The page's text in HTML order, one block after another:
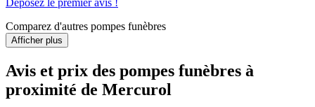
Déposez le premier avis !
Comparez d'autres pompes funèbres
Afficher plus
Avis et prix des pompes funèbres à
proximité de Mercurol